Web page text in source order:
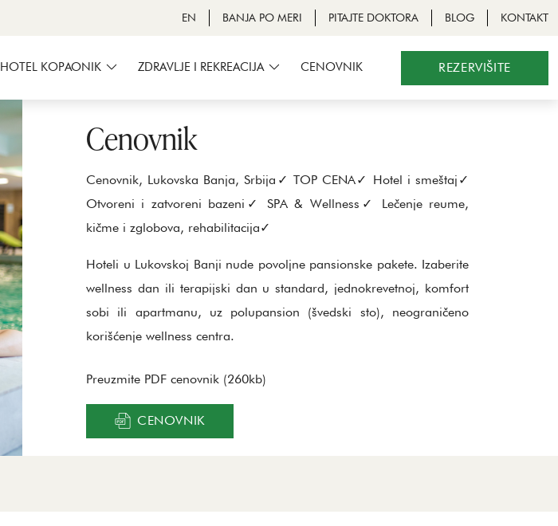
EN BANJA PO MERI PITAJTE DOKTORA BLOG KONTAKT
HOTEL KOPAONIK ZDRAVLJE I REKREACIJA CENOVNIK REZERVIŠITE
Cenovnik
Cenovnik, Lukovska Banja, Srbija✓ TOP CENA✓ Hotel i smeštaj✓
Otvoreni i zatvoreni bazeni✓ SPA & Wellness✓ Lečenje reume,
kičme i zglobova, rehabilitacija✓
Hoteli u Lukovskoj Banji nude povoljne pansionske pakete. Izaberite
wellness dan ili terapijski dan u standard, jednokrevetnoj, komfort
sobi ili apartmanu, uz polupansion (švedski sto), neograničeno
korišćenje wellness centra.
Preuzmite PDF cenovnik (260kb)
CENOVNIK